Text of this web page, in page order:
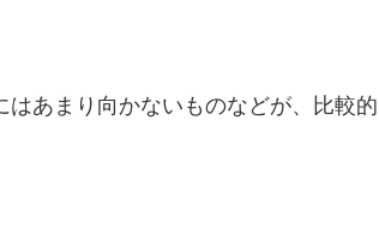
あまり向かないものなどが、比較的